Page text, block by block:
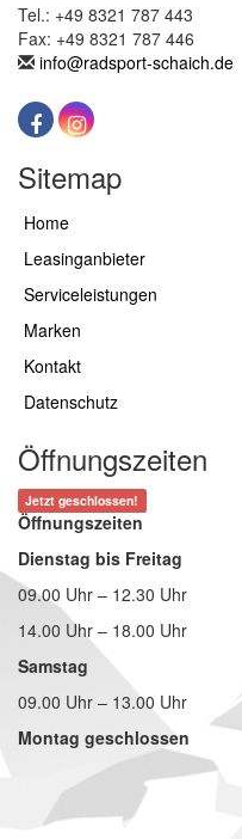
Tel.: +49 8321 787 443
Fax: +49 8321 787 446
info@radsport-schaich.de
Sitemap
Home
Leasinganbieter
Serviceleistungen
Marken
Kontakt
Datenschutz
Öffnungszeiten
Jetzt geschlossen!
Öffnungszeiten
Dienstag bis Freitag
09.00 Uhr – 12.30 Uhr
14.00 Uhr – 18.00 Uhr
Samstag
09.00 Uhr – 13.00 Uhr
Montag geschlossen